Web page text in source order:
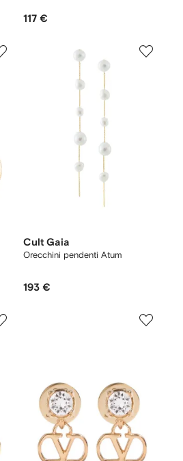
117 €
Cult Gaia
Orecchini pendenti Atum
193 €